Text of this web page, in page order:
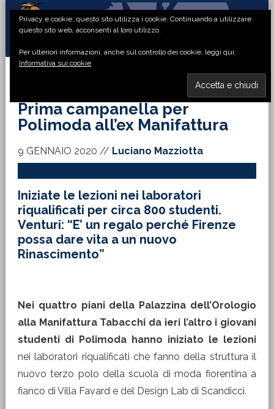
Passa
primaria
Passa
principale
Passa
laterale
Passa
di
Prima campanella per
Polimoda all’ex Manifattura
9 GENNAIO 2020 // Luciano Mazziotta
Iniziate le lezioni nei laboratori
riqualificati per circa 800 studenti.
Venturi: “E’ un regalo perché Firenze
possa dare vita a un nuovo
Rinascimento”
Nei quattro piani della Palazzina dell’Orologio
alla Manifattura Tabacchi da ieri l’altro i giovani
studenti di Polimoda hanno iniziato le lezioni
nei laboratori riqualificati che fanno della struttura il
nuovo terzo polo della scuola di moda fiorentina a
fianco di Villa Favard e del Design Lab di Scandicci.
Privacy e cookie: questo sito utilizza i cookie. Continuando a utilizzare
questo sito web, acconsenti al loro utilizzo.
Per ulteriori informazioni, anche sul controllo dei cookie, leggi qui:
Informativa sui cookie